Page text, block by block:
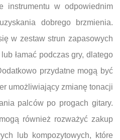
instrumentu w odpowiednim
dobrego brzmienia.
w zestaw strun zapasowych
łamać podczas gry, dlatego
przydatne mogą być
umożliwiający zmianę tonacji
palców po progach gitary.
również rozważyć zakup
lub kompozytowych, które